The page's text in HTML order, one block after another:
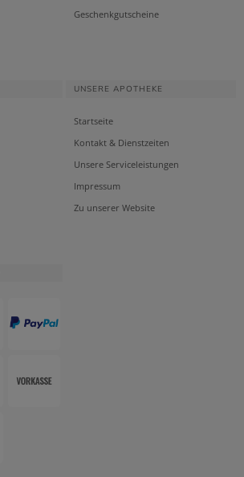
Geschenkgutscheine
UNSERE APOTHEKE
Startseite
Kontakt & Dienstzeiten
Unsere Serviceleistungen
Impressum
Zu unserer Website